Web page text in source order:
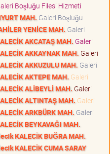
Boşluğu Filesi Hizmeti
MAH. Galeri Boşluğu
YENİCE MAH. Galeri
AKCATAŞ MAH. Galeri
AKKAYNAK MAH. Galeri
AKKUZULU MAH. Galeri
AKTEPE MAH. Galeri
ALİBEYLİ MAH. Galeri
ALTINTAŞ MAH. Galeri
ARKBÜRK MAH. Galeri
BEYKAVAĞI MAH.
KALECİK BUĞRA MAH.
KALECİK CUMA SARAY